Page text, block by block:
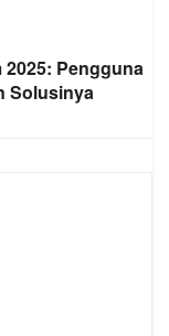
Pengguna
Solusinya